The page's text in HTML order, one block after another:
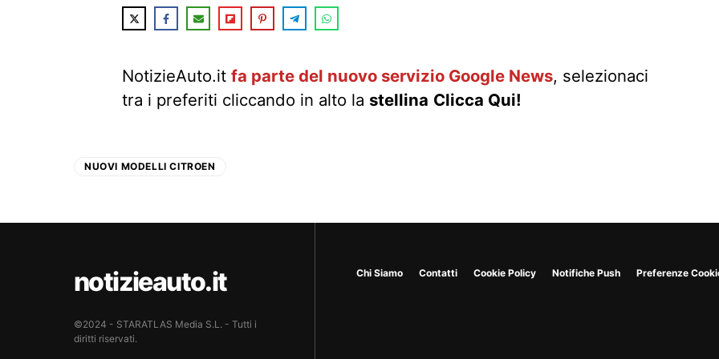
NotizieAuto.it fa parte del nuovo servizio Google News, selezionaci
tra i preferiti cliccando in alto la stellina Clicca Qui!
NUOVI MODELLI CITROEN
notizieauto.it
©2024 - STARATLAS Media S.L. - Tutti i
diritti riservati.
Chi Siamo Contatti Cookie Policy Notifiche Push Preferenze